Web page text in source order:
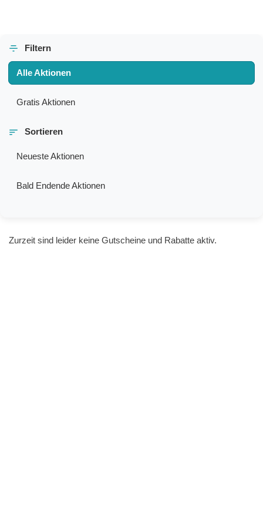
Filtern
Alle Aktionen
Gratis Aktionen
Sortieren
Neueste Aktionen
Bald Endende Aktionen
Zurzeit sind leider keine Gutscheine und Rabatte aktiv.